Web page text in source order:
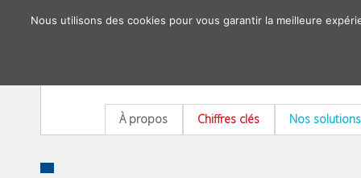
À propos Chiffres clés Nos solutions
Nous utilisons des cookies pour vous garantir la meilleure